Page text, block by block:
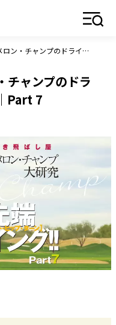
若き飛ばし屋キャメロン・チャンプのドライバースイングを大研究｜Part 7
チャンプのドラ
Part 7